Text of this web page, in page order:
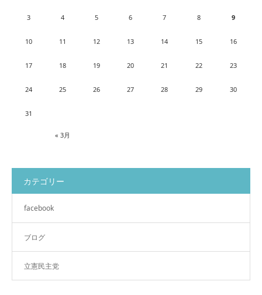
« 3月
3 4 5 6 7 8 9
10 11 12 13 14 15 16
17 18 19 20 21 22 23
24 25 26 27 28 29 30
31
カテゴリー
facebook
ブログ
立憲民主党